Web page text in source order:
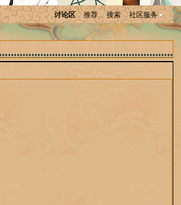
讨论区 推荐 搜索 社区服务